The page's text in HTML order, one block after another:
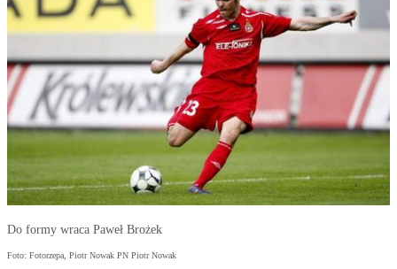
Do formy wraca Paweł Brożek
Foto: Fotorzepa, Piotr Nowak PN Piotr Nowak